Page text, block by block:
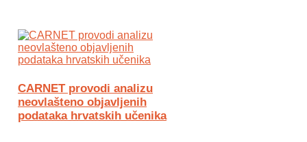
CARNET provodi analizu
neovlašteno objavljenih
podataka hrvatskih učenika